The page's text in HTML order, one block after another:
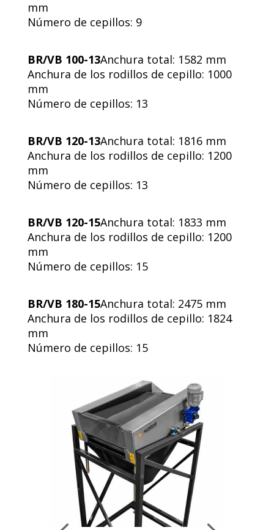
mm
Número de cepillos: 9
BR/VB 100-13Anchura total: 1582 mm
Anchura de los rodillos de cepillo: 1000
mm
Número de cepillos: 13
BR/VB 120-13Anchura total: 1816 mm
Anchura de los rodillos de cepillo: 1200
mm
Número de cepillos: 13
BR/VB 120-15Anchura total: 1833 mm
Anchura de los rodillos de cepillo: 1200
mm
Número de cepillos: 15
BR/VB 180-15Anchura total: 2475 mm
Anchura de los rodillos de cepillo: 1824
mm
Número de cepillos: 15